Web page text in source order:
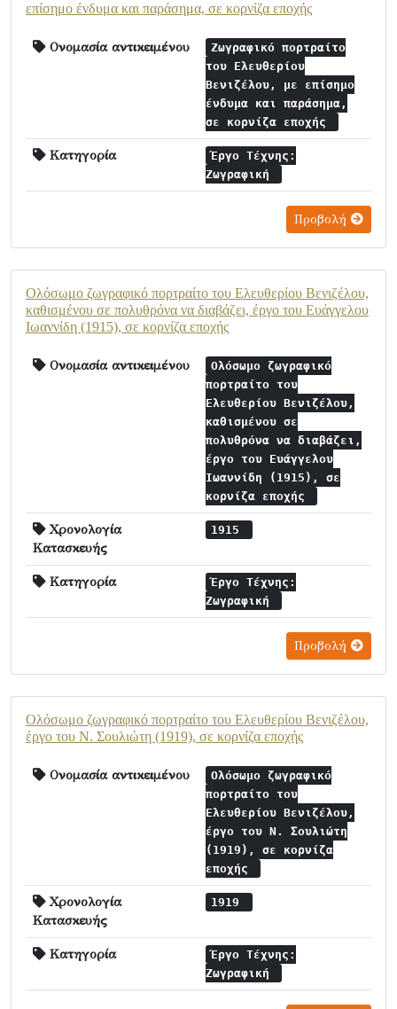
επίσημο ένδυμα και παράσημα, σε κορνίζα εποχής
Ονομασία αντικειμένου
Ζωγραφικό πορτραίτο
του Ελευθερίου
Βενιζέλου, με επίσημο
ένδυμα και παράσημα,
σε κορνίζα εποχής
Κατηγορία
Έργο Τέχνης:
Ζωγραφική
Προβολή
Ολόσωμο ζωγραφικό πορτραίτο του Ελευθερίου Βενιζέλου,
καθισμένου σε πολυθρόνα να διαβάζει, έργο του Ευάγγελου
Ιωαννίδη (1915), σε κορνίζα εποχής
Ονομασία αντικειμένου
Ολόσωμο ζωγραφικό
πορτραίτο του
Ελευθερίου Βενιζέλου,
καθισμένου σε
πολυθρόνα να διαβάζει,
έργο του Ευάγγελου
Ιωαννίδη (1915), σε
κορνίζα εποχής
Χρονολογία
Κατασκευής
1915
Κατηγορία
Έργο Τέχνης:
Ζωγραφική
Προβολή
Ολόσωμο ζωγραφικό πορτραίτο του Ελευθερίου Βενιζέλου,
έργο του Ν. Σουλιώτη (1919), σε κορνίζα εποχής
Ονομασία αντικειμένου
Ολόσωμο ζωγραφικό
πορτραίτο του
Ελευθερίου Βενιζέλου,
έργο του Ν. Σουλιώτη
(1919), σε κορνίζα
εποχής
Χρονολογία
Κατασκευής
1919
Κατηγορία
Έργο Τέχνης:
Ζωγραφική